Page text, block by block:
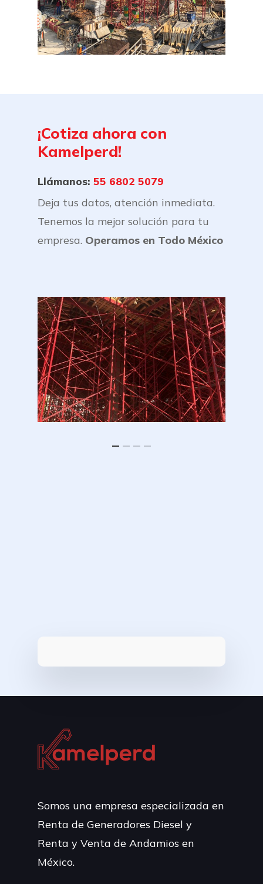
¡Cotiza ahora con
Kamelperd!
Llámanos:55 6802 5079
Deja tus datos, atención inmediata.
Tenemos la mejor solución para tu
empresa. Operamos en Todo México
Somos una empresa especializada en
Renta de Generadores Diesel y
Renta y Venta de Andamios en
México.